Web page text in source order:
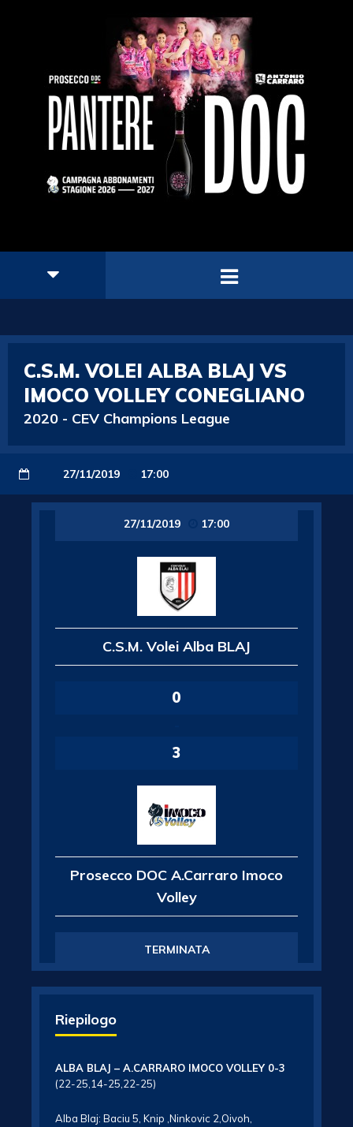
C.S.M. VOLEI ALBA BLAJ VS
IMOCO VOLLEY CONEGLIANO
2020 - CEV Champions League
27/11/2019 17:00
27/11/2019 17:00
C.S.M. Volei Alba BLAJ
0
3
Prosecco DOC A.Carraro Imoco
Volley
TERMINATA
Riepilogo
ALBA BLAJ – A.CARRARO IMOCO VOLLEY 0-3
(22-25,14-25,22-25)
Alba Blaj: Baciu 5, Knip ,Ninkovic 2,Oivoh,